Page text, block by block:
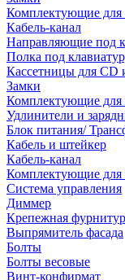
Комплектующие для
Кабель-канал
Направляющие под
Полка под
Кассетницы для CD
Замки
Комплектующие для
Удлинители и
Блок питания/
Кабель и штейкер
Кабель-канал
Комплектующие для
Система управления
Диммер
Крепежная
Выпрямитель фасада
Болты
Болты весовые
Винт-конфирмат